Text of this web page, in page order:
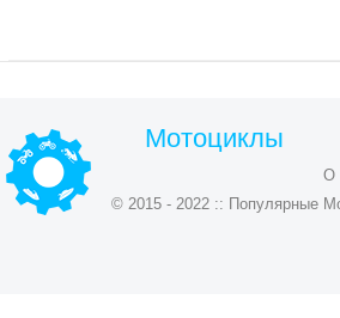
Мотоциклы
О
© 2015 - 2022 :: Популярные